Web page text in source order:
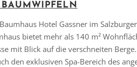
Hotel Gassner im
bietet mehr als 140 m²
mit Blick auf die verschneiten
den exklusiven Spa-Bereich des